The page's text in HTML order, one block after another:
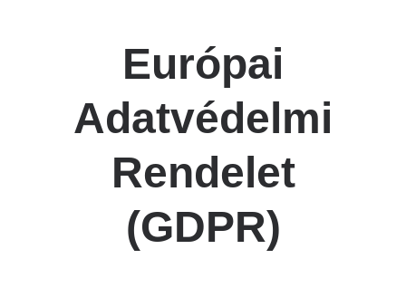
Európai
Adatvédelmi
Rendelet
(GDPR)